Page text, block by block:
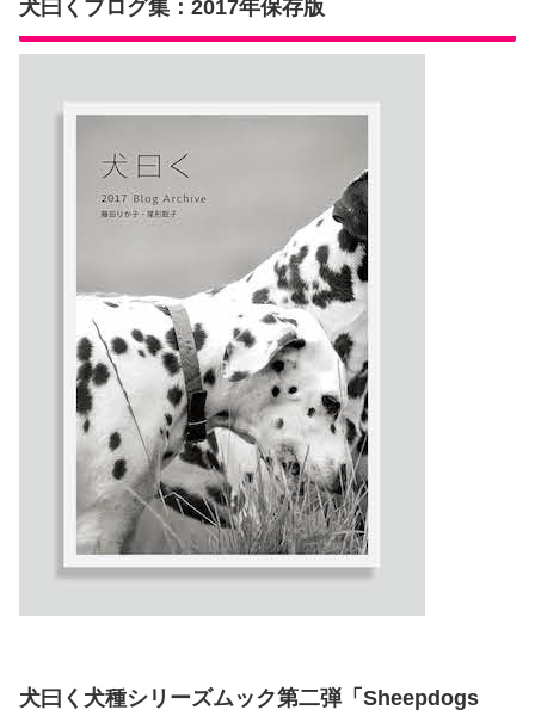
犬曰くブログ集：2017年保存版
犬曰く犬種シリーズムック第二弾「Sheepdogs